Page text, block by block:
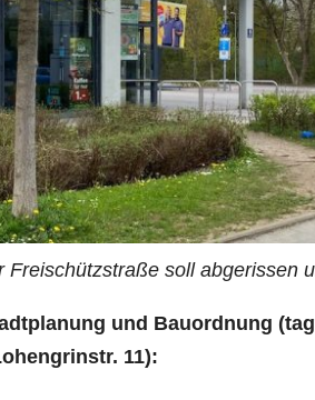
Freischützstraße soll
und Bauordnung
11):